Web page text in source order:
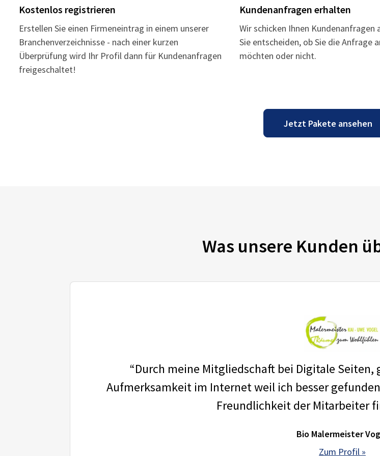
Kostenlos registrieren
Erstellen Sie einen Firmeneintrag in einem unserer
Branchenverzeichnisse - nach einer kurzen
Überprüfung wird Ihr Profil dann für Kundenanfragen
freigeschaltet!
Kundenanfragen erhalten
Wir schicken Ihnen Kundenanfragen
Sie entscheiden, ob Sie die Anfrage
möchten oder nicht.
Was unsere Kunden
“Durch meine Mitgliedschaft bei Digitale
Aufmerksamkeit im Internet weil ich besser
Freundlichkeit der Mitarbeiter
Bio Malermeister
Zum Profil »